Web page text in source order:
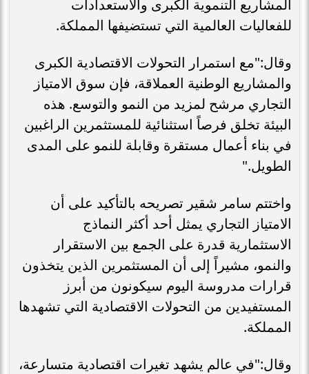
المشاريع التنموية الكبرى والاستعدادات
للفعاليات العالمية التي تستضيفها المملكة.
وقال:"مع استمرار التحولات الاقتصادية الكبرى
والمشاريع الوطنية العملاقة، فإن سوق الامتياز
التجاري مرشح لمزيد من النمو والتوسع. هذه
البيئة تخلق فرصاً استثنائية للمستثمرين الراغبين
في بناء أعمال مستقرة وقابلة للنمو على المدى
الطويل."
واختتم سامر شقير تصريحه بالتأكيد على أن
الامتياز التجاري يمثل أحد أكثر النماذج
الاستثمارية قدرة على الجمع بين الاستقرار
والنمو، مشيراً إلى أن المستثمرين الذين يتخذون
قرارات مدروسة اليوم سيكونون من أبرز
المستفيدين من التحولات الاقتصادية التي تشهدها
المملكة.
وقال:"في عالم يشهد تغيرات اقتصادية متسارعة،